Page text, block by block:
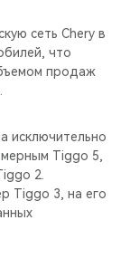
сеть Chery в
что
продаж
исключительно
Tiggo 5,
2.
Tiggo 3, на его